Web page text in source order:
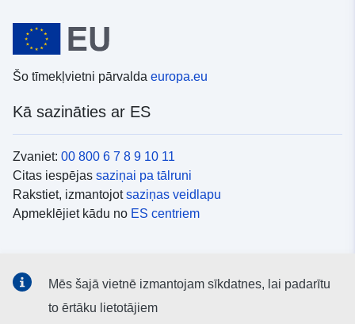
Šo tīmekļvietni pārvalda europa.eu
Kā sazināties ar ES
Zvaniet: 00 800 6 7 8 9 10 11
Citas iespējas saziņai pa tālruni
Rakstiet, izmantojotsaziņas veidlapu
Apmeklējiet kādu no ES centriem
ES kontisociālajos medijos
Mēs šajā vietnē izmantojam sīkdatnes, lai padarītu
to ērtāku lietotājiem